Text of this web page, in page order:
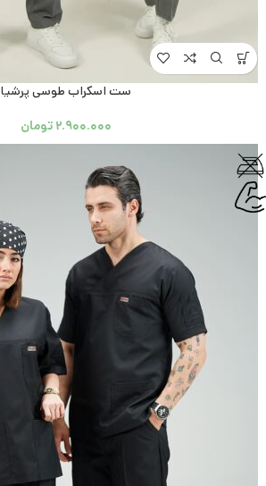
ست اسکراب طوسی پرشیا
۲.۹۰۰.۰۰۰ تومان